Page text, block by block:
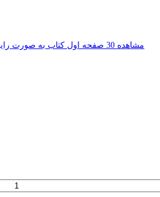
ﻣﺸﺎﻫﺪﻩ 30 ﺻﻔﺤﻪ اﻭﻝ ﮐﺘﺎﺏ ﺑﻪ ﺻﻮﺭﺕ ﺭاﯾﮕﺎﻥ